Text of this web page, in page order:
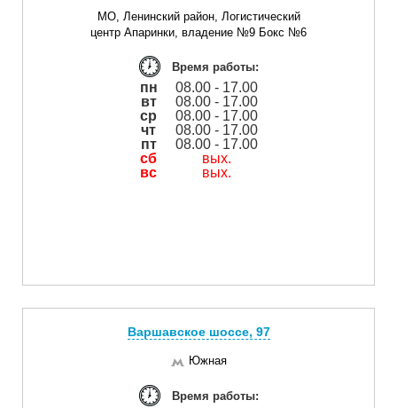
МО, Ленинский район, Логистический
центр Апаринки, владение №9 Бокс №6
Время работы:
пн
08.00 - 17.00
вт
08.00 - 17.00
ср
08.00 - 17.00
чт
08.00 - 17.00
пт
08.00 - 17.00
сб
вых.
вс
вых.
Варшавское шоссе, 97
Южная
Время работы: